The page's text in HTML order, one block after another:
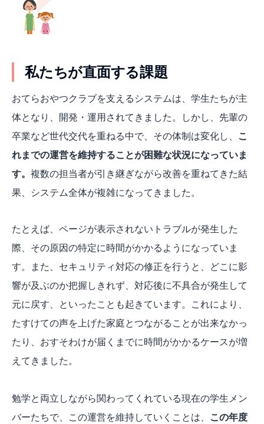
私たちが直面する課題
おてらおやつクラブを支えるシステムは、学生たちが主
体となり、開発・運用されてきました。しかし、先輩の
卒業など世代交代を重ねる中で、その体制は変化し、 こ
れまでの運営を維持することが困難な状況になっていま
す。 複数の担当者が引き継ぎながら改善を重ねてきた結
果、システム全体が複雑になってきました。
たとえば、ページが表示されないトラブルが発生した
際、その原因の特定に時間がかかるようになっていま
す。また、セキュリティ対応の修正を行うと、どこに影
響が及ぶのか把握しきれず、対応後に不具合が発生して
元に戻す、といったことも起きています。これにより、
たすけての声を上げた家庭とつながることが出来なかっ
たり、おすそわけが届くまでに時間がかかるケースが増
えてきました。
勉学と両立しながら関わってくれている現在の学生メン
バーたちで、この運営を維持していくことは、 この年度